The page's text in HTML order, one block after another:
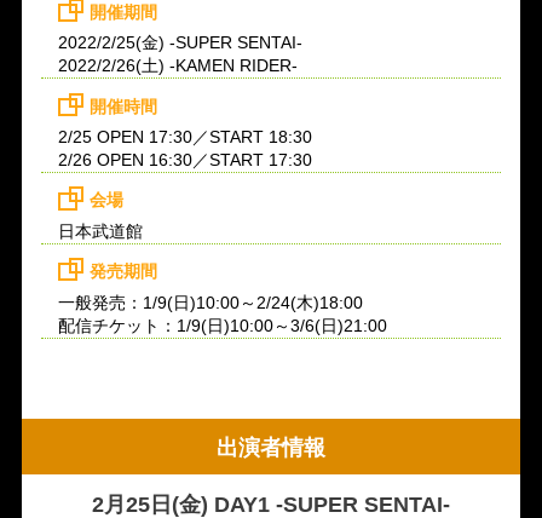
開催期間
2022/2/25(金) -SUPER SENTAI-
2022/2/26(土) -KAMEN RIDER-
開催時間
2/25 OPEN 17:30／START 18:30
2/26 OPEN 16:30／START 17:30
会場
日本武道館
発売期間
一般発売：1/9(日)10:00～2/24(木)18:00
配信チケット：1/9(日)10:00～3/6(日)21:00
出演者情報
2月25日(金) DAY1 -SUPER SENTAI-